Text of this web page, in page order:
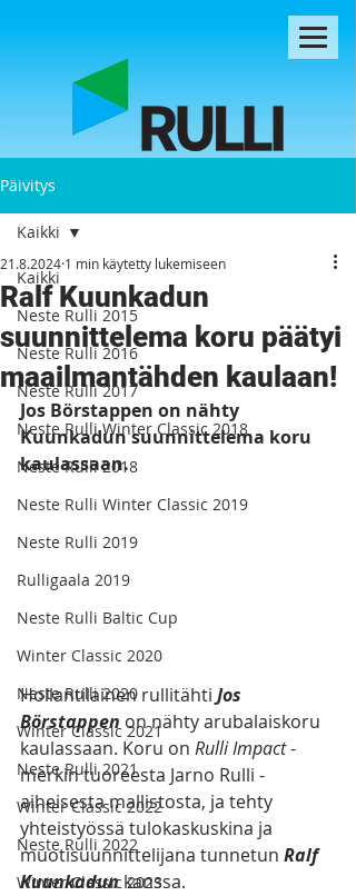
Päivitys
Kaikki
Neste Rulli 2015
Neste Rulli 2016
Neste Rulli 2017
Neste Rulli Winter Classic 2018
Neste Rulli 2018
Neste Rulli Winter Classic 2019
Neste Rulli 2019
Rulligaala 2019
Neste Rulli Baltic Cup
Winter Classic 2020
Neste Rulli 2020
Winter Classic 2021
Neste Rulli 2021
Winter Classic 2022
Neste Rulli 2022
Winter Classic 2023
Kaikki
Ralf Kuunkadun
suunnittelema koru päätyi
maailmantähden kaulaan!
21.8.2024 1 min käytetty lukemiseen
Jos Börstappen on nähty
Kuunkadun suunnittelema koru
kaulassaan.
Hollantilainen rullitähti Jos
Börstappen on nähty arubalaiskoru
kaulassaan. Koru on Rulli Impact -
merkin tuoreesta Jarno Rulli -
aiheisesta mallistosta, ja tehty
yhteistyössä tulokaskuskina ja
muotisuunnittelijana tunnetun Ralf
Kuunkadun kanssa.